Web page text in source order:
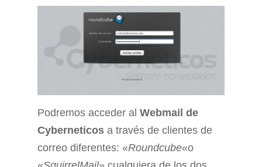
Podremos acceder al Webmail de
Cyberneticos a través de clientes de
correo diferentes: «Roundcube«o